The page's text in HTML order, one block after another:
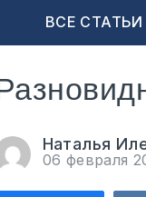
ВСЕ СТАТЬИ
Наталья
06 февраля